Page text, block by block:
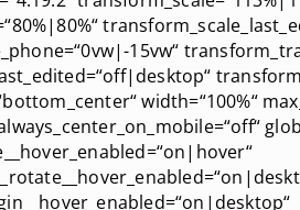
15vw“
width=“100%“